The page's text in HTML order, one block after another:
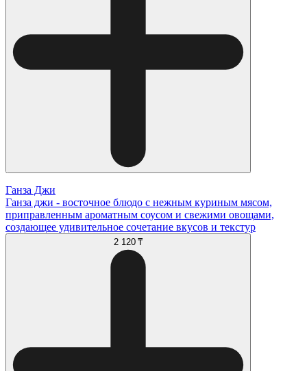
Ганза Джи
Ганза джи - восточное блюдо с нежным куриным мясом,
приправленным ароматным соусом и свежими овощами,
создающее удивительное сочетание вкусов и текстур
2 120 ₸